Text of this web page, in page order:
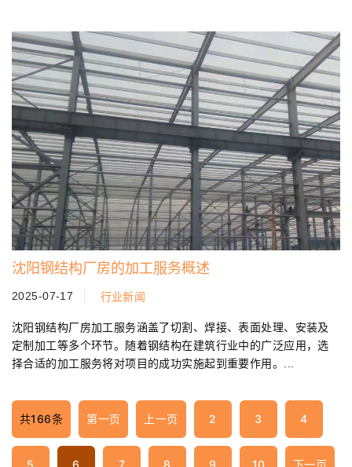
沈阳钢结构厂房的加工服务概述
2025-07-17 行业新闻
沈阳钢结构厂房加工服务涵盖了切割、焊接、表面处理、安装及
定制加工等多个环节。随着钢结构在建筑行业中的广泛应用，选
择合适的加工服务将对项目的成功实施起到重要作用。...
共166条 第一页 上一页 2 3 4
5 6 7 8 9 10 下一页